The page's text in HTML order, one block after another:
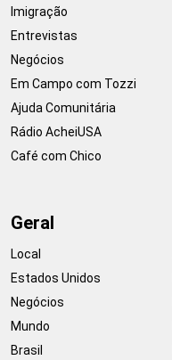
Imigração
Entrevistas
Negócios
Em Campo com Tozzi
Ajuda Comunitária
Rádio AcheiUSA
Café com Chico
Geral
Local
Estados Unidos
Negócios
Mundo
Brasil